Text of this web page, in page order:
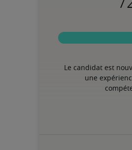
Le candidat est
une